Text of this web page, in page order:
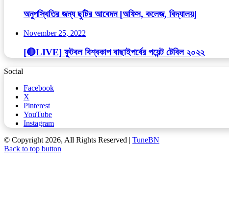
অনুপস্থিতির জন্য ছুটির আবেদন [অফিস, কলেজ, বিদ্যালয়]
November 25, 2022
[🔴LIVE] ফুটবল বিশ্বকাপ বাছাইপর্বের পয়েন্ট টেবিল ২০২২
Social
Facebook
X
Pinterest
YouTube
Instagram
© Copyright 2026, All Rights Reserved | TuneBN
Back to top button